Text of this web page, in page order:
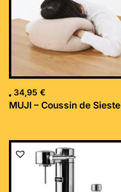
34,95 €
MUJI – Coussin de Sieste